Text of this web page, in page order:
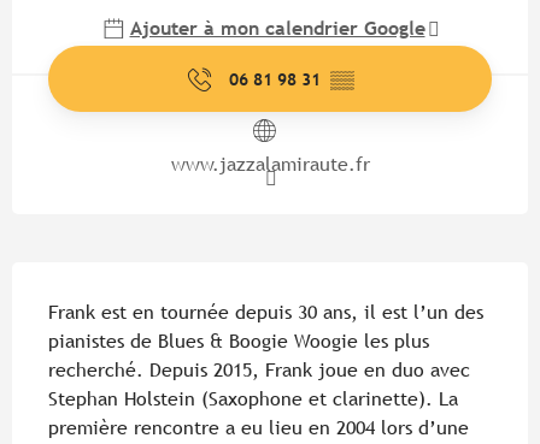
Ajouter à mon calendrier Google
06 81 98 31 ▒▒
www.jazzalamiraute.fr
Frank est en tournée depuis 30 ans, il est l’un des
pianistes de Blues & Boogie Woogie les plus
recherché. Depuis 2015, Frank joue en duo avec
Stephan Holstein (Saxophone et clarinette). La
première rencontre a eu lieu en 2004 lors d’une